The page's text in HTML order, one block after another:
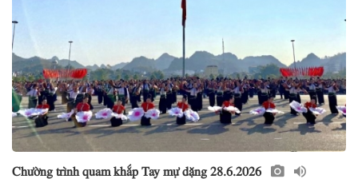
Chường trình quam khắp Tay mự dặng 28.6.2026